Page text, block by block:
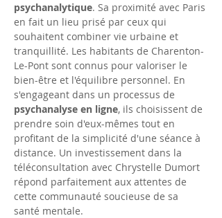
psychanalytique. Sa proximité avec Paris
en fait un lieu prisé par ceux qui
souhaitent combiner vie urbaine et
tranquillité. Les habitants de Charenton-
Le-Pont sont connus pour valoriser le
bien-être et l'équilibre personnel. En
s'engageant dans un processus de
psychanalyse en ligne, ils choisissent de
prendre soin d'eux-mêmes tout en
profitant de la simplicité d'une séance à
distance. Un investissement dans la
téléconsultation avec Chrystelle Dumort
répond parfaitement aux attentes de
cette communauté soucieuse de sa
santé mentale.